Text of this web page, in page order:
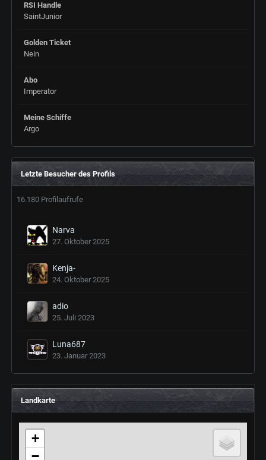
RSI Handle
SaintJunior
Golden Ticket
Nein
Abo
Imperator
Meine Schiffe
Argo
Letzte Besucher des Profils
16.180 Profilaufrufe
Narva
27. Oktober 2025
Kenja-
24. Oktober 2025
adio
25. Juli 2023
Luna687
23. Januar 2023
Landkarte